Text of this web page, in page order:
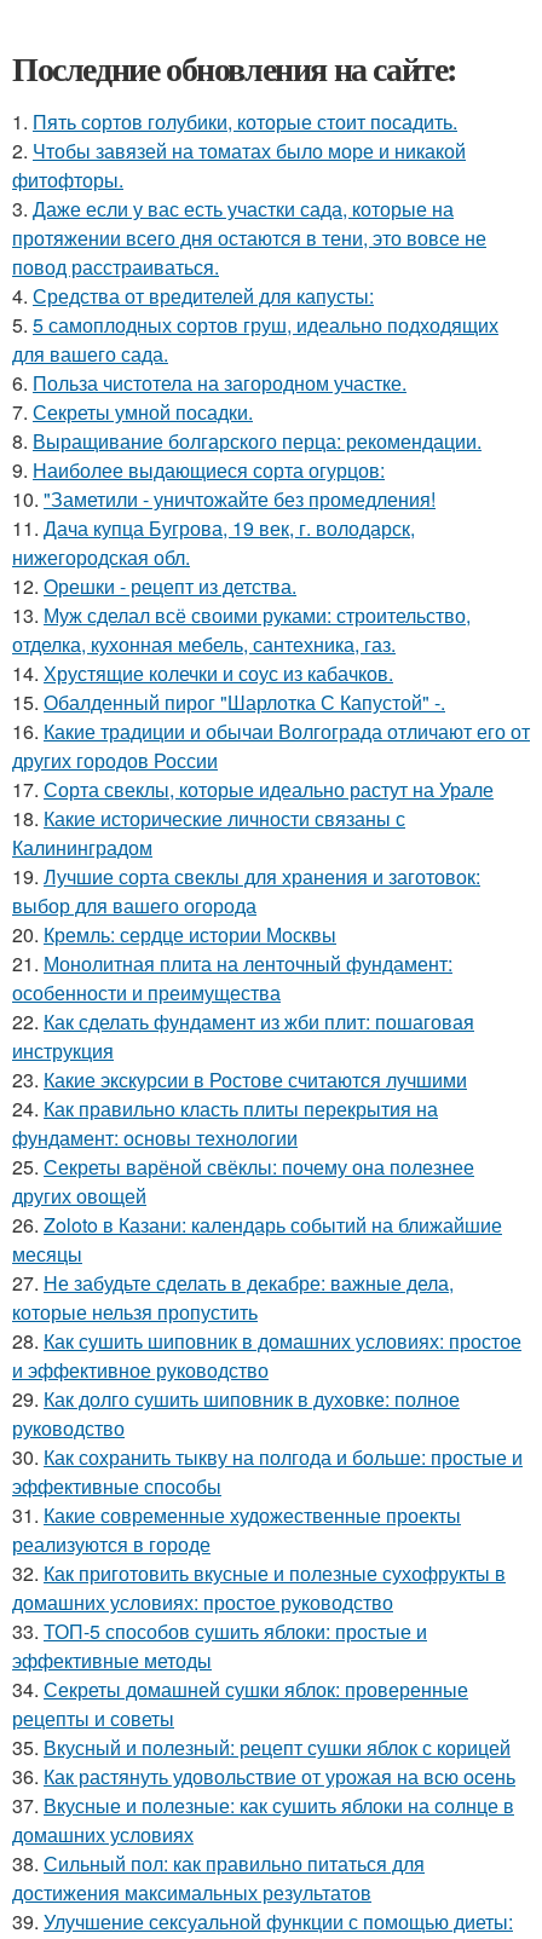
Последние обновления на сайте:
1. Пять сортов голубики, которые стоит посадить.
2. Чтобы завязей на томатах было море и никакой
фитофторы.
3. Даже если у вас есть участки сада, которые на
протяжении всего дня остаются в тени, это вовсе не
повод расстраиваться.
4. Средства от вредителей для капусты:
5. 5 самоплодных сортов груш, идеально подходящих
для вашего сада.
6. Польза чистотела на загородном участке.
7. Секреты умной посадки.
8. Выращивание болгарского перца: рекомендации.
9. Наиболее выдающиеся сорта огурцов:
10. "Заметили - уничтожайте без промедления!
11. Дача купца Бугрова, 19 век, г. володарск,
нижегородская обл.
12. Орешки - рецепт из детства.
13. Муж сделал всё своими руками: строительство,
отделка, кухонная мебель, сантехника, газ.
14. Хрустящие колечки и соус из кабачков.
15. Обалденный пирог "Шарлотка С Капустой" -.
16. Какие традиции и обычаи Волгограда отличают его от
других городов России
17. Сорта свеклы, которые идеально растут на Урале
18. Какие исторические личности связаны с
Калининградом
19. Лучшие сорта свеклы для хранения и заготовок:
выбор для вашего огорода
20. Кремль: сердце истории Москвы
21. Монолитная плита на ленточный фундамент:
особенности и преимущества
22. Как сделать фундамент из жби плит: пошаговая
инструкция
23. Какие экскурсии в Ростове считаются лучшими
24. Как правильно класть плиты перекрытия на
фундамент: основы технологии
25. Секреты варёной свёклы: почему она полезнее
других овощей
26. Zoloto в Казани: календарь событий на ближайшие
месяцы
27. Не забудьте сделать в декабре: важные дела,
которые нельзя пропустить
28. Как сушить шиповник в домашних условиях: простое
и эффективное руководство
29. Как долго сушить шиповник в духовке: полное
руководство
30. Как сохранить тыкву на полгода и больше: простые и
эффективные способы
31. Какие современные художественные проекты
реализуются в городе
32. Как приготовить вкусные и полезные сухофрукты в
домашних условиях: простое руководство
33. ТОП-5 способов сушить яблоки: простые и
эффективные методы
34. Секреты домашней сушки яблок: проверенные
рецепты и советы
35. Вкусный и полезный: рецепт сушки яблок с корицей
36. Как растянуть удовольствие от урожая на всю осень
37. Вкусные и полезные: как сушить яблоки на солнце в
домашних условиях
38. Сильный пол: как правильно питаться для
достижения максимальных результатов
39. Улучшение сексуальной функции с помощью диеты: